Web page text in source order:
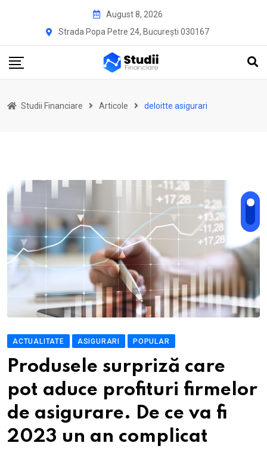
August 8, 2026
Strada Popa Petre 24, București 030167
Studii Financiare Articole deloitte asigurari
ACTUALITATE ASIGURARI POPULAR
Produsele surpriză care
pot aduce profituri firmelor
de asigurare. De ce va fi
2023 un an complicat